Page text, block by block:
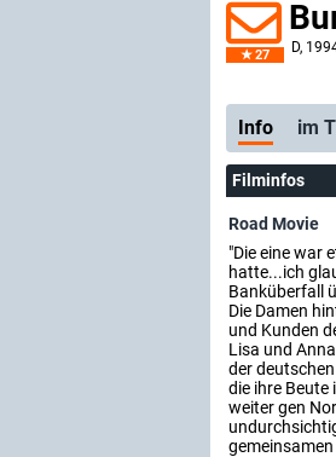
27 D,
Info im
Filminfos
Road Movie
"Die eine war
hatte...ich
Banküberfall
Die Damen
und Kunden
Lisa und
der
die ihre Beute
weiter gen
gemeinsamen